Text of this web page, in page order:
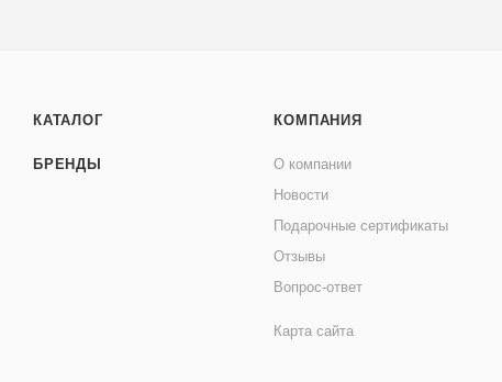
КАТАЛОГ
БРЕНДЫ
КОМПАНИЯ
О компании
Новости
Подарочные сертификаты
Отзывы
Вопрос-ответ
Карта сайта